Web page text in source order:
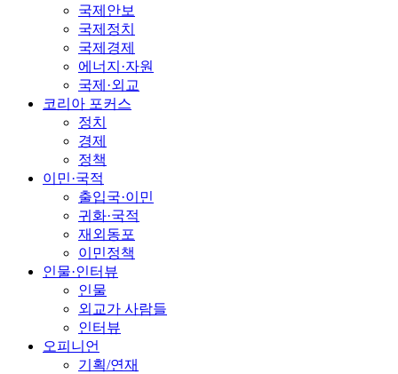
국제안보
국제정치
국제경제
에너지·자원
국제·외교
코리아 포커스
정치
경제
정책
이민·국적
출입국·이민
귀화·국적
재외동포
이민정책
인물·인터뷰
인물
외교가 사람들
인터뷰
오피니언
기획/연재